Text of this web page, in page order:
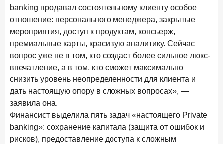
banking продавал состоятельному клиенту особое
отношение: персонального менеджера, закрытые
мероприятия, доступ к продуктам, консьерж,
премиальные карты, красивую аналитику. Сейчас
вопрос уже не в том, кто создаст более сильное люкс-
впечатление, а в том, кто сможет максимально
снизить уровень неопределенности для клиента и
дать настоящую опору в сложных вопросах», —
заявила она.
Финансист выделила пять задач «настоящего Private
banking»: сохранение капитала (защита от ошибок и
рисков), предоставление доступа к сложным